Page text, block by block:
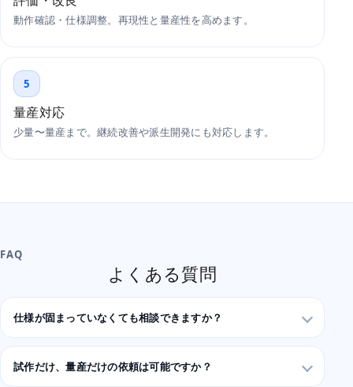
動作確認・仕様調整。再現性と量産性を高めます。
5
量産対応
少量〜量産まで。継続改善や派生開発にも対応します。
FAQ
よくある質問
仕様が固まっていなくても相談できますか？
試作だけ、量産だけの依頼は可能ですか？